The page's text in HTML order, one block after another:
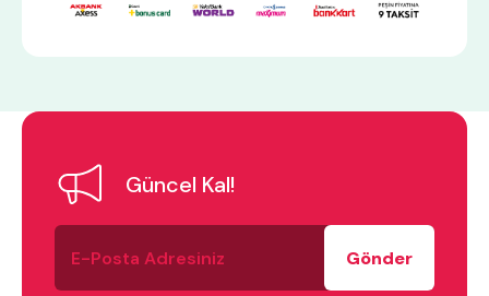
En çok ziyaret edilenler
tek kişilik yatak gamer
çocuk odası
oyuncu sandalyesi
Güncel Kal!
E-
Posta
Adresiniz